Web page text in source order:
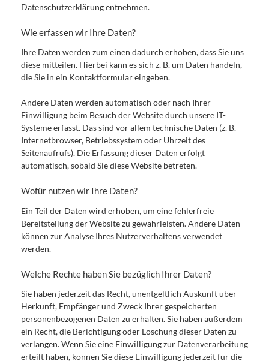
Datenschutzerklärung entnehmen.
Wie erfassen wir Ihre Daten?
Ihre Daten werden zum einen dadurch erhoben, dass Sie uns
diese mitteilen. Hierbei kann es sich z. B. um Daten handeln,
die Sie in ein Kontaktformular eingeben.
Andere Daten werden automatisch oder nach Ihrer
Einwilligung beim Besuch der Website durch unsere IT-
Systeme erfasst. Das sind vor allem technische Daten (z. B.
Internetbrowser, Betriebssystem oder Uhrzeit des
Seitenaufrufs). Die Erfassung dieser Daten erfolgt
automatisch, sobald Sie diese Website betreten.
Wofür nutzen wir Ihre Daten?
Ein Teil der Daten wird erhoben, um eine fehlerfreie
Bereitstellung der Website zu gewährleisten. Andere Daten
können zur Analyse Ihres Nutzerverhaltens verwendet
werden.
Welche Rechte haben Sie bezüglich Ihrer Daten?
Sie haben jederzeit das Recht, unentgeltlich Auskunft über
Herkunft, Empfänger und Zweck Ihrer gespeicherten
personenbezogenen Daten zu erhalten. Sie haben außerdem
ein Recht, die Berichtigung oder Löschung dieser Daten zu
verlangen. Wenn Sie eine Einwilligung zur Datenverarbeitung
erteilt haben, können Sie diese Einwilligung jederzeit für die